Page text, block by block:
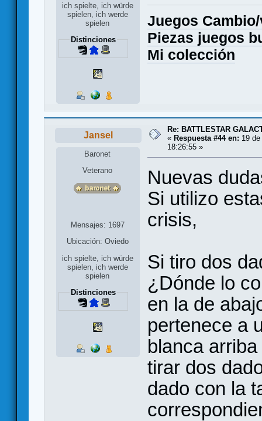
ich spielte, ich würde
spielen, ich werde
spielen
Distinciones
Juegos
Piezas juegos
Mi colección
Jansel
Baronet
Veterano
Mensajes: 1697
Ubicación: Oviedo
ich spielte, ich würde
spielen, ich werde
spielen
Distinciones
Re: BATTLESTAR
« Respuesta #44 en: 19
18:26:55 »
Nuevas
Si utilizo
crisis,
Si tiro dos
¿Dónde lo
en la de
pertenece a
blanca
tirar dos
dado con la